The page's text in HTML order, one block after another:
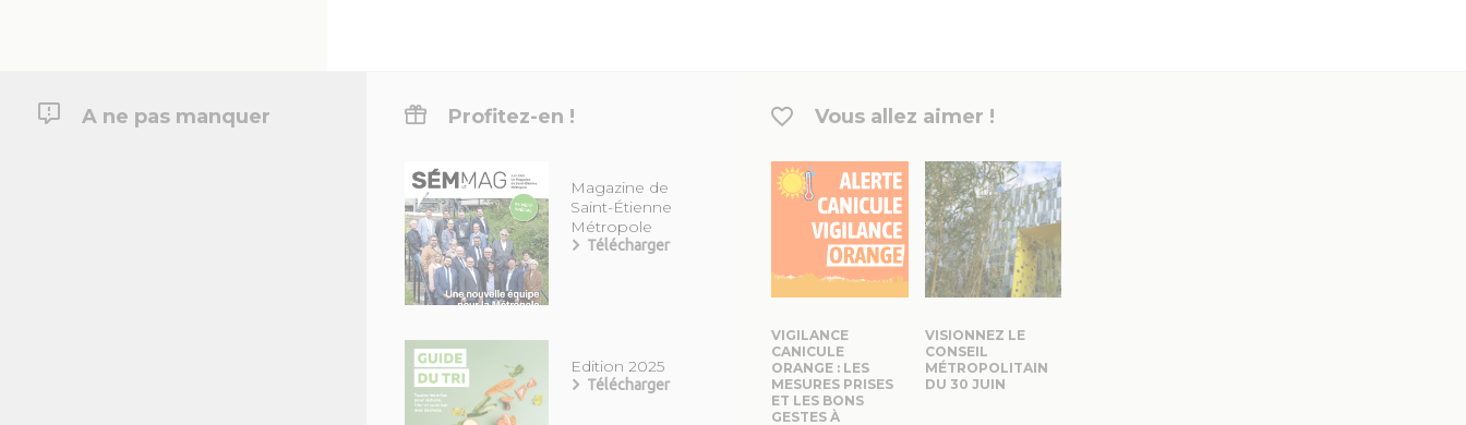
Profitez-en !
Magazine de
Saint-Étienne
Métropole
Télécharger
Edition 2025
Télécharger
Vous allez aimer !
VIGILANCE
CANICULE
ORANGE : LES
MESURES PRISES
ET LES BONS
GESTES À
VISIONNEZ LE
CONSEIL
MÉTROPOLITAIN
DU 30 JUIN
A ne pas manquer